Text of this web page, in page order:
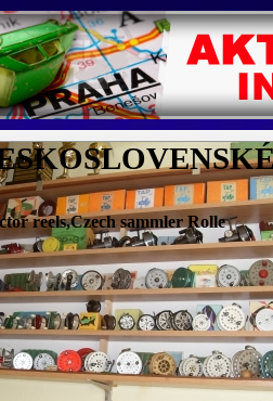
reels,Czech sammler Rolle